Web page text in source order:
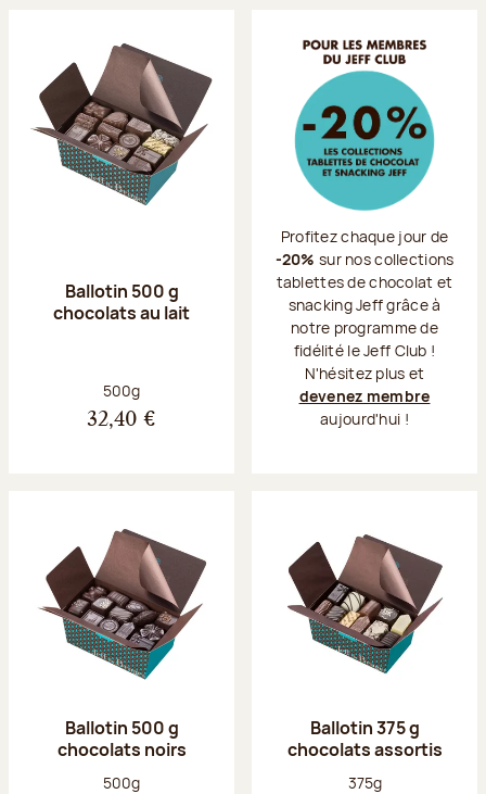
Ballotin 500 g
chocolats au lait
Poids net :
500g
32,40 €
Profitez chaque jour de
-20% sur nos collections
tablettes de chocolat et
snacking Jeff grâce à
notre programme de
fidélité le Jeff Club !
N'hésitez plus et
devenez membre
aujourd'hui !
Ballotin 500 g
chocolats noirs
Poids net :
500g
Ballotin 375 g
chocolats assortis
Poids net :
375g